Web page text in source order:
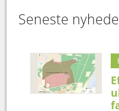
Seneste